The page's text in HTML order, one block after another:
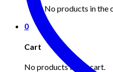
No products in the
0
Cart
No products in the cart.